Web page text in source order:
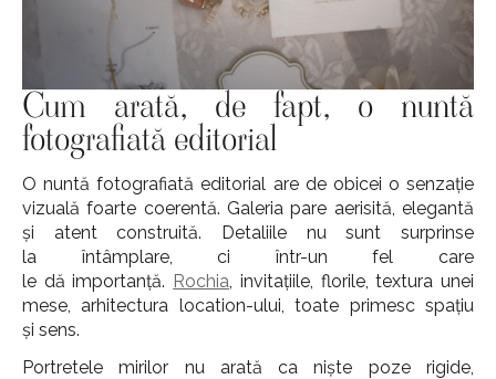
Cum arată, de fapt, o nuntă
fotografiată editorial
O nuntă fotografiată editorial are de obicei o senzație
vizuală foarte coerentă. Galeria pare aerisită, elegantă
și atent construită. Detaliile nu sunt surprinse
la întâmplare, ci într-un fel care
le dă importanță. Rochia , invitațiile, florile, textura unei
mese, arhitectura location-ului, toate primesc spațiu
și sens.
Portretele mirilor nu arată ca niște poze rigide,